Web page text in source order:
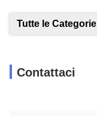
Tutte le Categorie
Contattaci